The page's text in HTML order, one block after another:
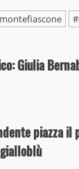
Giulia
piazza il